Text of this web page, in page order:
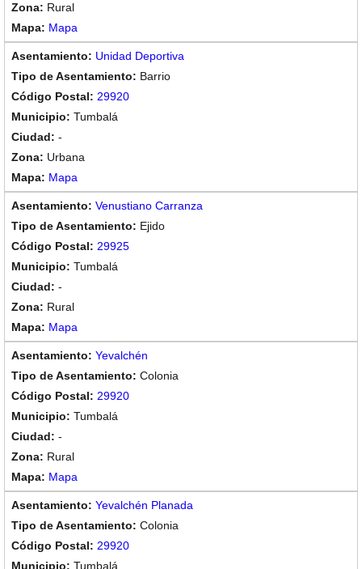
Rural
Mapa
Unidad Deportiva
Barrio
29920
Tumbalá
-
Urbana
Mapa
Venustiano Carranza
Ejido
29925
Tumbalá
-
Rural
Mapa
Yevalchén
Colonia
29920
Tumbalá
-
Rural
Mapa
Yevalchén Planada
Colonia
29920
Tumbalá